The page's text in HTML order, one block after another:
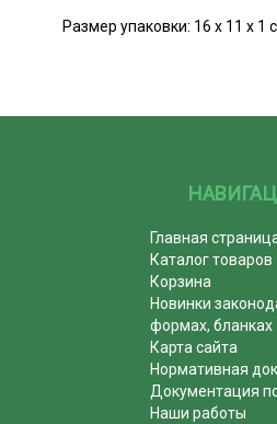
Размер упаковки: 16 х 11 х 1
Главная
Каталог товаров
Корзина
Новинки
формах, бланках
Карта сайта
Нормативная
Документация
Наши работы